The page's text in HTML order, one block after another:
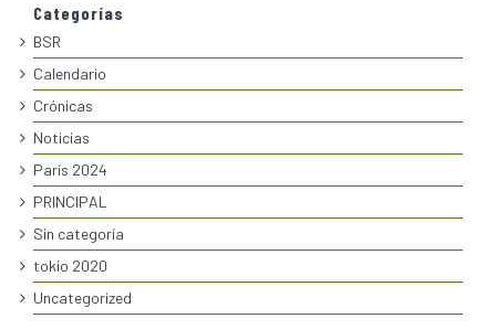
Categorías
BSR
Calendario
Crónicas
Noticias
París 2024
PRINCIPAL
Sin categoría
tokio 2020
Uncategorized